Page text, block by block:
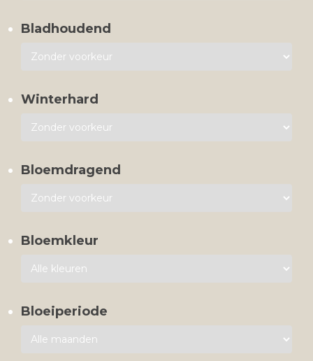
Bladhoudend
Winterhard
Bloemdragend
Bloemkleur
Bloeiperiode